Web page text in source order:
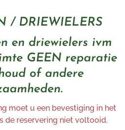
/ DRIEWIELERS
en driewielers ivm
GEEN reparatie
of andere
moet u een bevestiging in het
de reservering niet voltooid.